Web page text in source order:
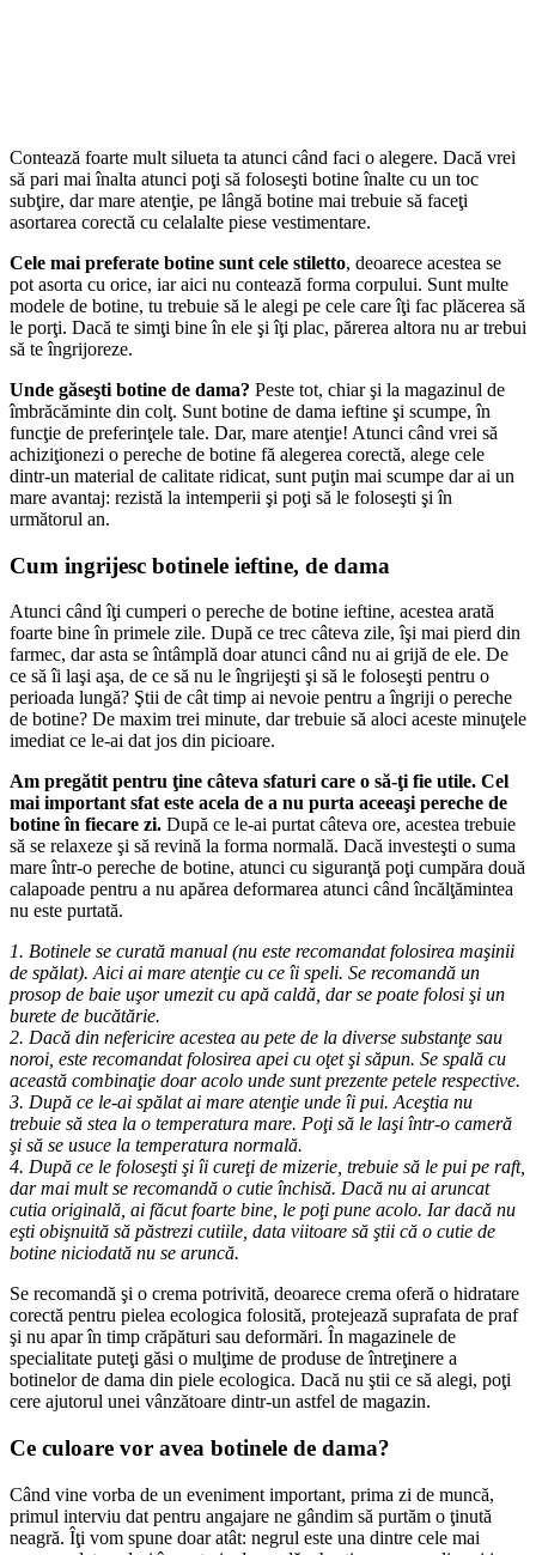
Contează foarte mult silueta ta atunci când faci o alegere. Dacă vrei
să pari mai înalta atunci poţi să foloseşti botine înalte cu un toc
subţire, dar mare atenţie, pe lângă botine mai trebuie să faceţi
asortarea corectă cu celalalte piese vestimentare.
Cele mai preferate botine sunt cele stiletto, deoarece acestea se
pot asorta cu orice, iar aici nu contează forma corpului. Sunt multe
modele de botine, tu trebuie să le alegi pe cele care îţi fac plăcerea să
le porţi. Dacă te simţi bine în ele şi îţi plac, părerea altora nu ar trebui
să te îngrijoreze.
Unde găseşti botine de dama? Peste tot, chiar şi la magazinul de
îmbrăcăminte din colţ. Sunt botine de dama ieftine şi scumpe, în
funcţie de preferinţele tale. Dar, mare atenţie! Atunci când vrei să
achiziţionezi o pereche de botine fă alegerea corectă, alege cele
dintr-un material de calitate ridicat, sunt puţin mai scumpe dar ai un
mare avantaj: rezistă la intemperii şi poţi să le foloseşti şi în
următorul an.
Cum ingrijesc botinele ieftine, de dama
Atunci când îţi cumperi o pereche de botine ieftine, acestea arată
foarte bine în primele zile. După ce trec câteva zile, îşi mai pierd din
farmec, dar asta se întâmplă doar atunci când nu ai grijă de ele. De
ce să îi laşi aşa, de ce să nu le îngrijeşti şi să le foloseşti pentru o
perioada lungă? Ştii de cât timp ai nevoie pentru a îngriji o pereche
de botine? De maxim trei minute, dar trebuie să aloci aceste minuţele
imediat ce le-ai dat jos din picioare.
Am pregătit pentru ţine câteva sfaturi care o să-ţi fie utile. Cel
mai important sfat este acela de a nu purta aceeaşi pereche de
botine în fiecare zi. După ce le-ai purtat câteva ore, acestea trebuie
să se relaxeze şi să revină la forma normală. Dacă investeşti o suma
mare într-o pereche de botine, atunci cu siguranţă poţi cumpăra două
calapoade pentru a nu apărea deformarea atunci când încălţămintea
nu este purtată.
1. Botinele se curată manual (nu este recomandat folosirea maşinii
de spălat). Aici ai mare atenţie cu ce îi speli. Se recomandă un
prosop de baie uşor umezit cu apă caldă, dar se poate folosi şi un
burete de bucătărie.
2. Dacă din nefericire acestea au pete de la diverse substanţe sau
noroi, este recomandat folosirea apei cu oţet şi săpun. Se spală cu
această combinaţie doar acolo unde sunt prezente petele respective.
3. După ce le-ai spălat ai mare atenţie unde îi pui. Aceştia nu
trebuie să stea la o temperatura mare. Poţi să le laşi într-o cameră
şi să se usuce la temperatura normală.
4. După ce le foloseşti şi îi cureţi de mizerie, trebuie să le pui pe raft,
dar mai mult se recomandă o cutie închisă. Dacă nu ai aruncat
cutia originală, ai făcut foarte bine, le poţi pune acolo. Iar dacă nu
eşti obişnuită să păstrezi cutiile, data viitoare să ştii că o cutie de
botine niciodată nu se aruncă.
Se recomandă şi o crema potrivită, deoarece crema oferă o hidratare
corectă pentru pielea ecologica folosită, protejează suprafata de praf
şi nu apar în timp crăpături sau deformări. În magazinele de
specialitate puteţi găsi o mulţime de produse de întreţinere a
botinelor de dama din piele ecologica. Dacă nu ştii ce să alegi, poţi
cere ajutorul unei vânzătoare dintr-un astfel de magazin.
Ce culoare vor avea botinele de dama?
Când vine vorba de un eveniment important, prima zi de muncă,
primul interviu dat pentru angajare ne gândim să purtăm o ţinută
neagră. Îţi vom spune doar atât: negrul este una dintre cele mai